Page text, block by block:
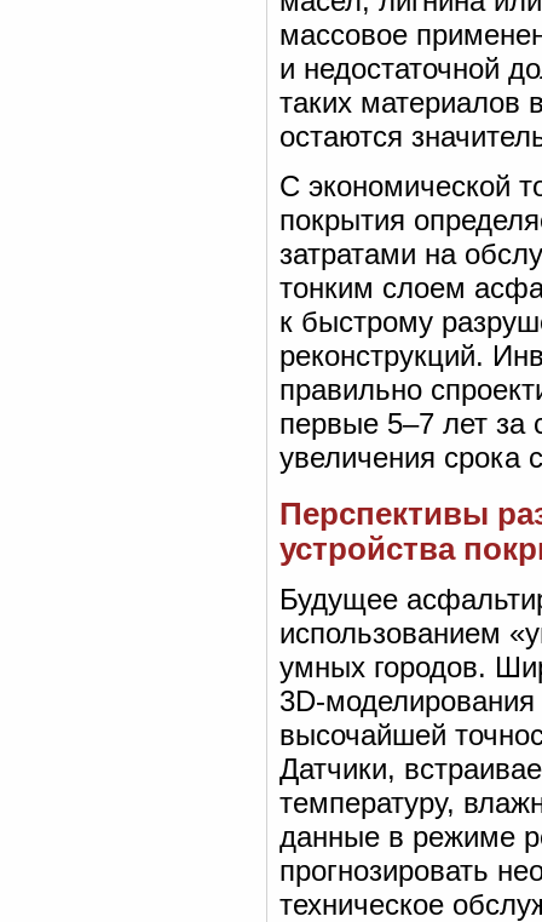
массовое
и недостаточной
таких материалов
остаются
С экономической
покрытия
затратами на
тонким слоем
к быстрому
реконструкций.
правильно
первые 5–7 лет за
увеличения срока
Перспективы
устройства
Будущее
использованием
умных городов.
3D-
высочайшей
Датчики,
температуру,
данные в режиме
прогнозировать
техническое